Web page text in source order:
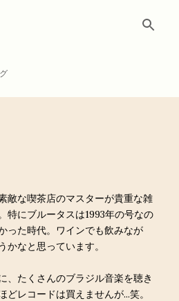
イン コンテンツに移動
敵な喫茶店のマスターが貴重な雑
特にブルータスは1993年の号なの
った時代。ワインでも飲みなが
かなと思っています。
、たくさんのブラジル音楽を聴き
どレコードは買えませんが...笑。